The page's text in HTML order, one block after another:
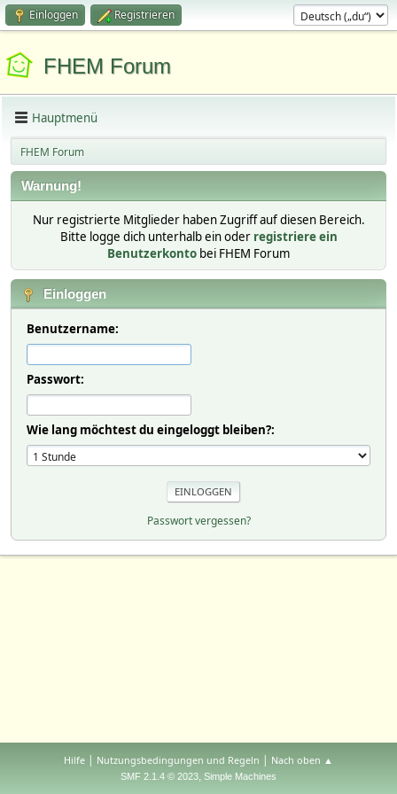
Einloggen Registrieren
FHEM Forum
Hauptmenü
FHEM Forum
Warnung!
Nur registrierte Mitglieder haben Zugriff auf diesen Bereich.
Bitte logge dich unterhalb ein oder registriere ein
Benutzerkonto bei FHEM Forum
Einloggen
Benutzername:
Passwort:
Wie lang möchtest du eingeloggt bleiben?:
Passwort vergessen?
Hilfe | Nutzungsbedingungen und Regeln | Nach oben ▲
SMF 2.1.4 © 2023, Simple Machines